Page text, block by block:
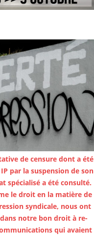
de censure dont a été
par la suspension de son
spécialisé a été consulté.
le droit en la matière de
syndicale, nous ont
notre bon droit à re-
qui avaient